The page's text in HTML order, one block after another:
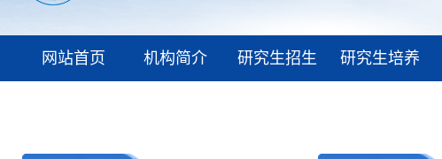
网站首页 机构简介 研究生招生 研究生培养